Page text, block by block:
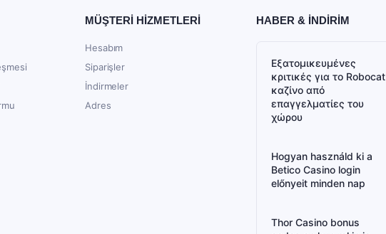
MÜŞTERİ HİZMETLERİ
Hesabım
Siparişler
İndirmeler
Adres
HABER & İNDİRİM
Εξατομικευμένες
κριτικές για το Robocat
καζίνο από
επαγγελματίες του
χώρου
Hogyan használd ki a
Betico Casino login
előnyeit minden nap
Thor Casino bonus